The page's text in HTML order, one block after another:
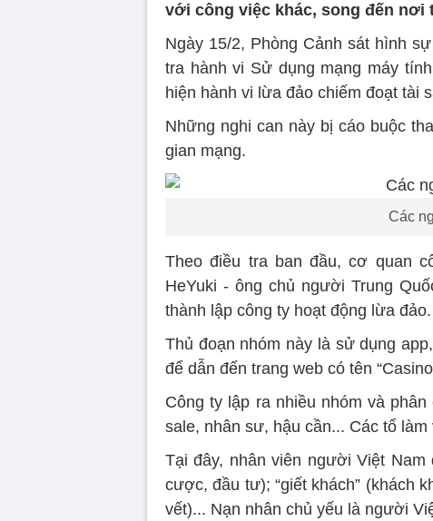
với công việc khác, song đến nơi
Ngày 15/2, Phòng Cảnh sát hình
tra hành vi Sử dụng mạng máy
hiện hành vi lừa đảo chiếm đoạt tài
Những nghi can này bị cáo buộc
gian mạng.
Các
Theo điều tra ban đầu, cơ quan
HeYuki - ông chủ người Trung
thành lập công ty hoạt động lừa đảo.
Thủ đoạn nhóm này là sử dụng
để dẫn đến trang web có tên
Công ty lập ra nhiều nhóm và
sale, nhân sư, hậu cần... Các tổ
Tại đây, nhân viên người Việt Nam
cược, đầu tư); “giết khách” (khách
vết)... Nạn nhân chủ yếu là người